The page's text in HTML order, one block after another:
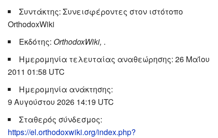
Συντάκτης: Συνεισφέροντες στον ιστότοπο
OrthodoxWiki
Εκδότης: OrthodoxWiki, .
Ημερομηνία τελευταίας αναθεώρησης: 26 Μαΐου
2011 01:58 UTC
Ημερομηνία ανάκτησης:
9 Αυγούστου 2026 14:19 UTC
Σταθερός σύνδεσμος:
https://el.orthodoxwiki.org/index.php?